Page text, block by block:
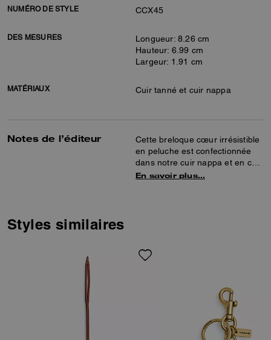
NUMÉRO DE STYLE CCX45
DES MESURES
Longueur: 8.26 cm
Hauteur: 6.99 cm
Largeur: 1.91 cm
MATÉRIAUX Cuir tanné et cuir nappa
Notes de l’éditeur
Cette breloque cœur irrésistible
en peluche est confectionnée
dans notre cuir nappa et en cuir
tanné ultra doux. Elle ajoute une
En savoir plus…
Styles similaires